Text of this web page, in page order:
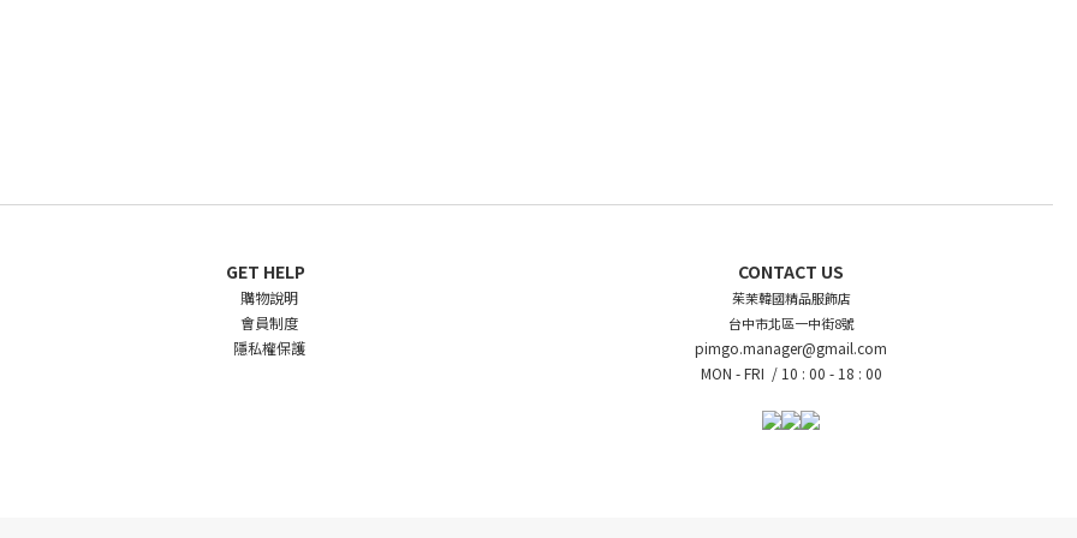
GET HELP
購物說明
會員制度
隱私權保護
CONTACT US
茱茉韓國精品服飾店
台中市北區一中街8號
pimgo.manager@gmail.com
MON - FRI / 10 : 00 - 18 : 00